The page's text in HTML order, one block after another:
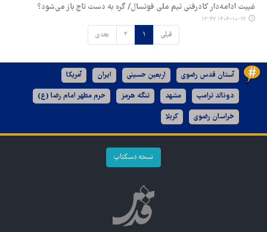
غیبت ادامه‌دار کادرفنی تیم ملی فوتسال/ گره به دست تاج باز می‌شود؟
۱۴۰۴-۱۰-۱۷ ۱۳:۴۷
قبلی ۱ ۲ بعدی
آستان قدس رضوی اربعین حسینی ایران آمریکا
دونالد ترامپ مشهد تنگه هرمز حرم مطهر امام رضا (ع)
خراسان رضوی کربلا
نسخه دسکتاپ